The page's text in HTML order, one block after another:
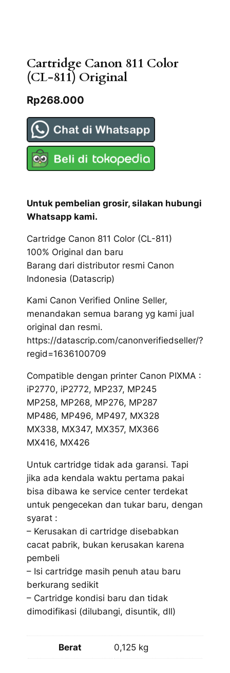
Cartridge Canon 811 Color
(CL-811) Original
Rp268.000
Untuk pembelian grosir, silakan hubungi
Whatsapp kami.
Cartridge Canon 811 Color (CL-811)
100% Original dan baru
Barang dari distributor resmi Canon
Indonesia (Datascrip)
Kami Canon Verified Online Seller,
menandakan semua barang yg kami jual
original dan resmi.
https://datascrip.com/canonverifiedseller/?
regid=1636100709
Compatible dengan printer Canon PIXMA :
iP2770, iP2772, MP237, MP245
MP258, MP268, MP276, MP287
MP486, MP496, MP497, MX328
MX338, MX347, MX357, MX366
MX416, MX426
Untuk cartridge tidak ada garansi. Tapi
jika ada kendala waktu pertama pakai
bisa dibawa ke service center terdekat
untuk pengecekan dan tukar baru, dengan
syarat :
– Kerusakan di cartridge disebabkan
cacat pabrik, bukan kerusakan karena
pembeli
– Isi cartridge masih penuh atau baru
berkurang sedikit
– Cartridge kondisi baru dan tidak
dimodifikasi (dilubangi, disuntik, dll)
Berat 0,125 kg